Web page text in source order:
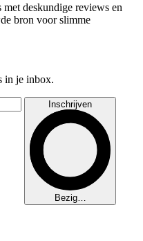
met deskundige reviews en
bron voor slimme
in je inbox.
Inschrijven
Bezig…